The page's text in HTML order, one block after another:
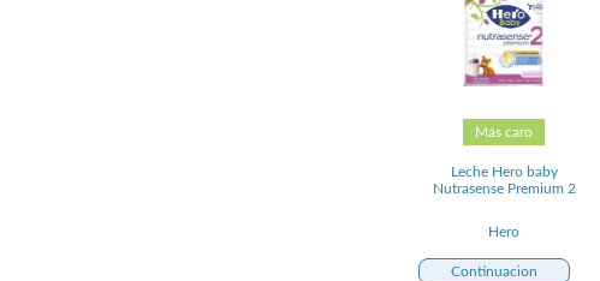
Más caro
Leche Hero baby
Nutrasense Premium 2
Hero
Continuacion